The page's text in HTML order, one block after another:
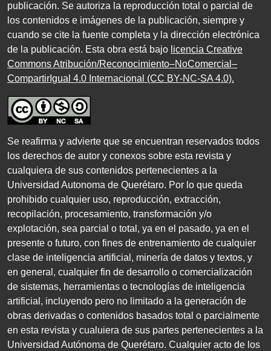
publicación. Se autoriza la reproducción total o parcial de
los contenidos e imágenes de la publicación, siempre y
cuando se cite la fuente completa y la dirección electrónica
de la publicación. Esta obra está bajo licencia Creative
Commons Atribución/Reconocimiento–NoComercial–
CompartirIgual 4.0 Internacional (CC BY-NC-SA 4.0).
Se reafirma y advierte que se encuentran reservados todos
los derechos de autor y conexos sobre esta revista y
cualquiera de sus contenidos pertenecientes a la
Universidad Autonoma de Querétaro. Por lo que queda
prohibido cualquier uso, reproducción, extracción,
recopilación, procesamiento, transformación y/o
explotación, sea parcial o total, ya en el pasado, ya en el
presente o futuro, con fines de entrenamiento de cualquier
clase de inteligencia artificial, minería de datos y textos, y
en general, cualquier fin de desarrollo o comercialización
de sistemas, herramientas o tecnologías de inteligencia
artificial, incluyendo pero no limitado a la generación de
obras derivadas o contenidos basados total o parcialmente
en esta revista y cualuiera de sus partes pertenecientes a la
Universidad Autónoma de Querétaro. Cualquier acto de los